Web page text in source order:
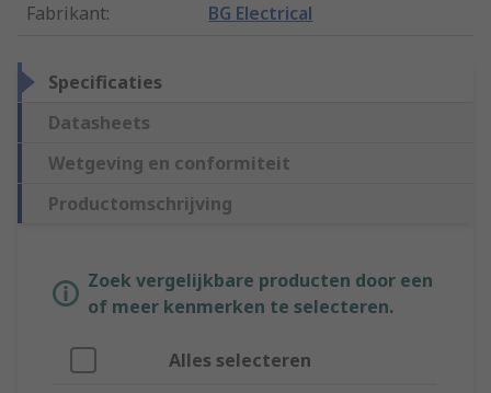
Fabrikant: BG Electrical
Specificaties
Datasheets
Wetgeving en conformiteit
Productomschrijving
Zoek vergelijkbare producten door een
of meer kenmerken te selecteren.
Alles selecteren